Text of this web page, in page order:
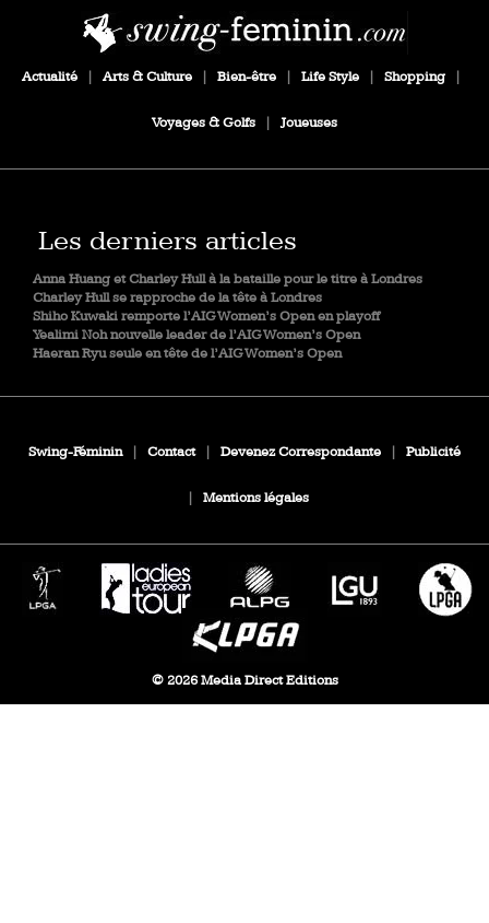
Actualité Arts & Culture Bien-être Life Style Shopping
Voyages & Golfs Joueuses
Les derniers articles
Anna Huang et Charley Hull à la bataille pour le titre à Londres
Charley Hull se rapproche de la tête à Londres
Shiho Kuwaki remporte l’AIG Women’s Open en playoff
Yealimi Noh nouvelle leader de l’AIG Women’s Open
Haeran Ryu seule en tête de l’AIG Women’s Open
Swing-Féminin Contact Devenez Correspondante Publicité
Mentions légales
© 2026 Media Direct Editions